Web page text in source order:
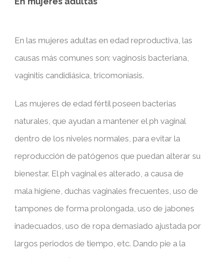
En las mujeres adultas en edad reproductiva, las
causas más comunes son: vaginosis bacteriana,
vaginitis candidiásica, tricomoniasis.
Las mujeres de edad fértil poseen bacterias
naturales, que ayudan a mantener el ph vaginal
dentro de los niveles normales, para evitar la
reproducción de patógenos que puedan alterar su
bienestar. El ph vaginal es alterado, a causa de
mala higiene, duchas vaginales frecuentes, uso de
tampones de forma prolongada, uso de jabones
inadecuados, uso de ropa demasiado ajustada por
largos periodos de tiempo, etc. Dando pie a la